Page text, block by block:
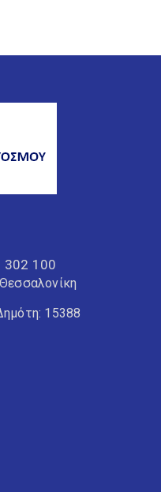
302 100
15388